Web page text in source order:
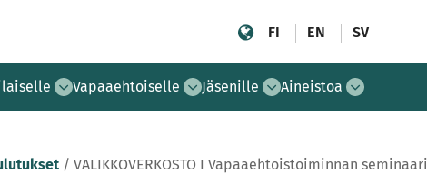
FI EN SV
Vapaaehtoiselle Jäsenille Aineistoa
/VALIKKOVERKOSTO I Vapaaehtoistoiminnan seminaari